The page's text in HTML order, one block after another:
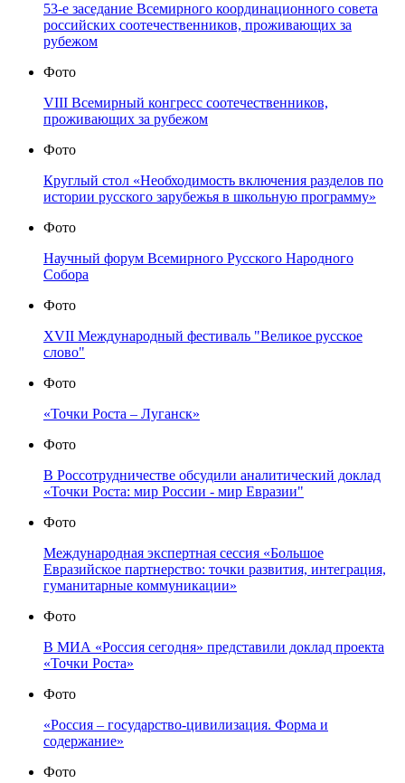
53-е заседание Всемирного координационного совета
российских соотечественников, проживающих за
рубежом
Фото
VIII Всемирный конгресс соотечественников,
проживающих за рубежом
Фото
Круглый стол «Необходимость включения разделов по
истории русского зарубежья в школьную программу»
Фото
Научный форум Всемирного Русского Народного
Собора
Фото
XVII Международный фестиваль "Великое русское
слово"
Фото
«Точки Роста – Луганск»
Фото
В Россотрудничестве обсудили аналитический доклад
«Точки Роста: мир России - мир Евразии"
Фото
Международная экспертная сессия «Большое
Евразийское партнерство: точки развития, интеграция,
гуманитарные коммуникации»
Фото
В МИА «Россия сегодня» представили доклад проекта
«Точки Роста»
Фото
«Россия – государство-цивилизация. Форма и
содержание»
Фото